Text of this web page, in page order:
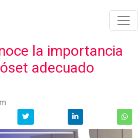
la importancia
adecuado